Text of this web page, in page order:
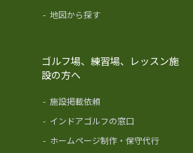
- 地図から探す
ゴルフ場、練習場、レッスン施
設の方へ
- 施設掲載依頼
- インドアゴルフの窓口
- ホームページ制作・保守代行